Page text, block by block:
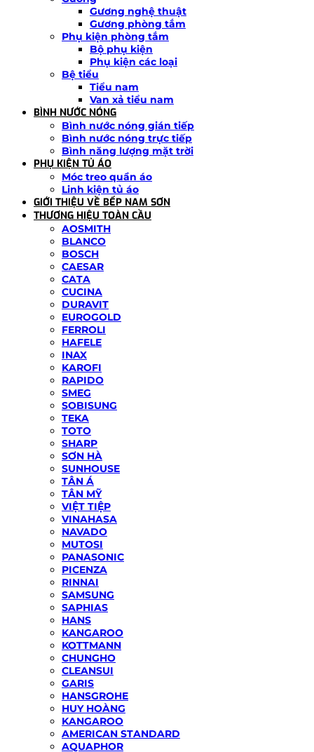
Gương nghệ thuật
Gương phòng tắm
Phụ kiện phòng tắm
Bộ phụ kiện
Phụ kiện các loại
Bệ tiểu
Tiểu nam
Van xả tiểu nam
BÌNH NƯỚC NÓNG
Bình nước nóng gián tiếp
Bình nước nóng trực tiếp
Bình năng lượng mặt trời
PHỤ KIỆN TỦ ÁO
Móc treo quần áo
Linh kiện tủ áo
GIỚI THIỆU VỀ BẾP NAM SƠN
THƯƠNG HIỆU TOÀN CẦU
AOSMITH
BLANCO
BOSCH
CAESAR
CATA
CUCINA
DURAVIT
EUROGOLD
FERROLI
HAFELE
INAX
KAROFI
RAPIDO
SMEG
SOBISUNG
TEKA
TOTO
SHARP
SƠN HÀ
SUNHOUSE
TÂN Á
TÂN MỸ
VIỆT TIỆP
VINAHASA
NAVADO
MUTOSI
PANASONIC
PICENZA
RINNAI
SAMSUNG
SAPHIAS
HANS
KANGAROO
KOTTMANN
CHUNGHO
CLEANSUI
GARIS
HANSGROHE
HUY HOÀNG
KANGAROO
AMERICAN STANDARD
AQUAPHOR